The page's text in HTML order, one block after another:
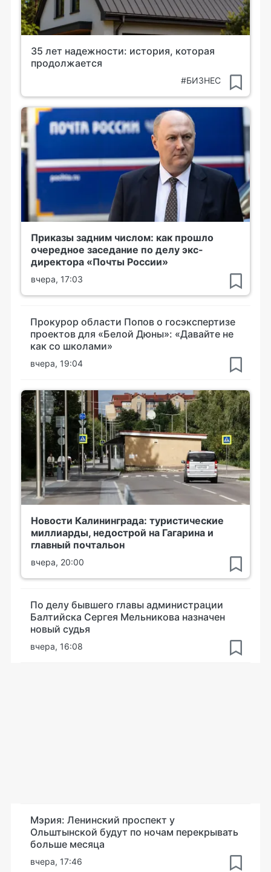
35 лет надежности: история, которая
продолжается
#БИЗНЕС
Приказы задним числом: как прошло
очередное заседание по делу экс-
директора «Почты России»
вчера, 17:03
Прокурор области Попов о госэкспертизе
проектов для «Белой Дюны»: «Давайте не
как со школами»
вчера, 19:04
Новости Калининграда: туристические
миллиарды, недострой на Гагарина и
главный почтальон
вчера, 20:00
По делу бывшего главы администрации
Балтийска Сергея Мельникова назначен
новый судья
вчера, 16:08
Мэрия: Ленинский проспект у
Ольштынской будут по ночам перекрывать
больше месяца
вчера, 17:46